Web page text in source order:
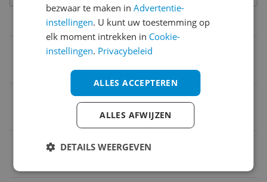
Garantie
Fabrieksgarantie termijn
Uitzonderingen fabrieksgarantie
bezwaar te maken inAdvertentie-
instellingen. U kunt uw toestemming op
elk moment intrekken in Cookie-
instellingen. Privacybeleid
ALLES ACCEPTEREN
ALLES AFWIJZEN
DETAILS WEERGEVEN